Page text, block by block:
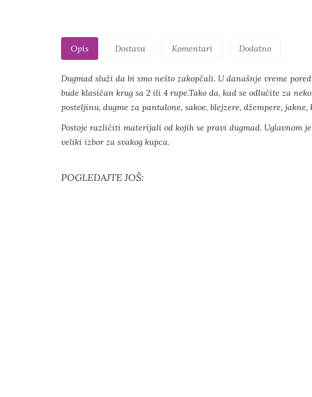
Opis Dostava Komentari Dodatno
Dugmad služi da bi smo nešto zakopčali. U današnje vreme
bude klasičan krug sa 2 ili 4 rupe.Tako da, kad se odlučite za
posteljinu, dugme za pantalone, sakoe, blejzere, džempere, jakne,
Postoje različiti materijali od kojih se pravi dugmad. Uglavnom
veliki izbor za svakog kupca.
POGLEDAJTE JOŠ: